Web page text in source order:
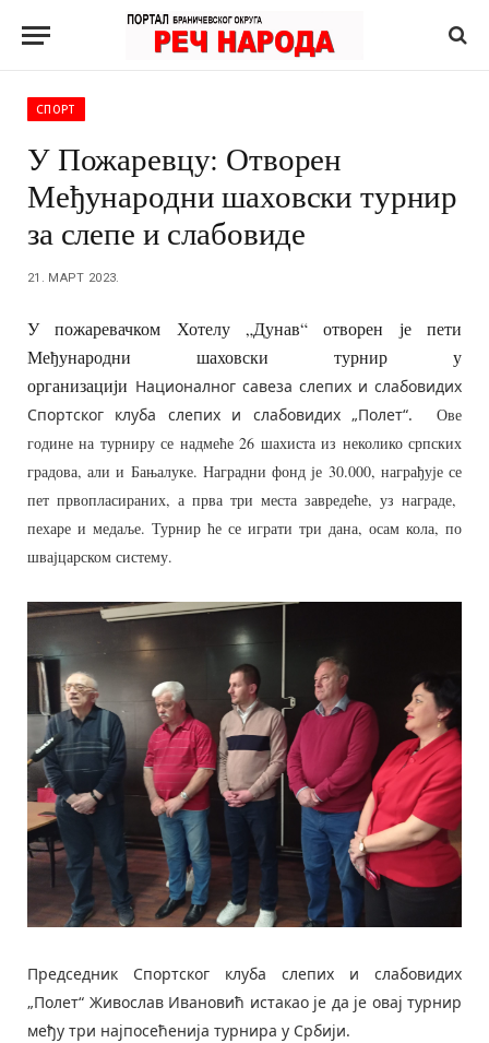
СПОРТ
У Пожаревцу: Отворен
Међународни шаховски турнир
за слепе и слабовиде
21. МАРТ 2023.
У пожаревачком Хотелу „Дунав“ отворен је пети
Међународни шаховски турнир у
организацији Националног савеза слепих и слабовидих
Спортског клуба слепих и слабовидих „Полет“.
Ове
године на турниру се надмеће 26 шахиста из неколико српских
градова, али и Бањалуке. Наградни фонд је 30.000, награђује се
пет првопласираних, а прва три места завредеће, уз награде,
пехаре и медаље. Турнир ће се играти три дана, осам кола, по
швајцарском систему.
Председник Спортског клуба слепих и слабовидих
„Полет“ Живослав Ивановић истакао је да је овај турнир
међу три најпосећенија турнира у Србији.